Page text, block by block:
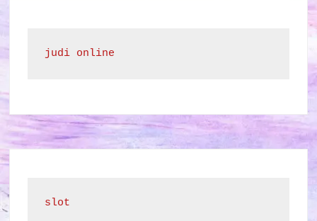
judi online
slot